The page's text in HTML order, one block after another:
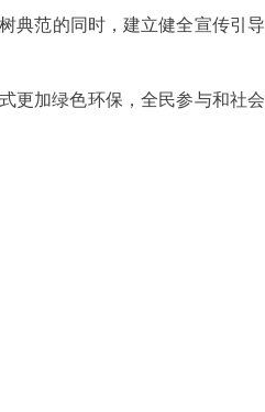
典范的同时，建立健全宣传引导
更加绿色环保，全民参与和社会